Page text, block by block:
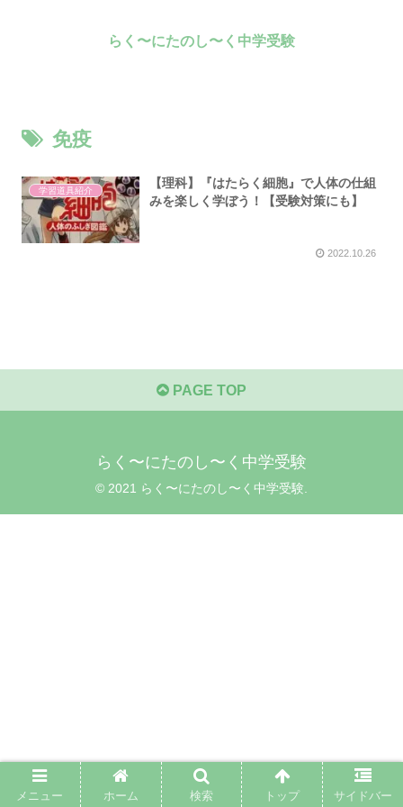
らく〜にたのし〜く中学受験
免疫
学習道具紹介
【理科】『はたらく細胞』で人体の仕組
みを楽しく学ぼう！【受験対策にも】
2022.10.26
PAGE TOP
らく〜にたのし〜く中学受験
© 2021 らく〜にたのし〜く中学受験.
メニュー ホーム 検索 トップ サイドバー